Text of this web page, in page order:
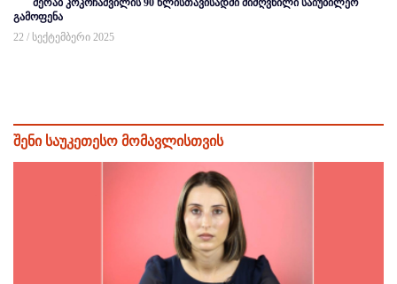
მერაბ კოკოჩაშვილის 90 წლისთავისადმი მიძღვნილი საიუბილეო
გამოფენა
22 / სექტემბერი 2025
შენი საუკეთესო მომავლისთვის